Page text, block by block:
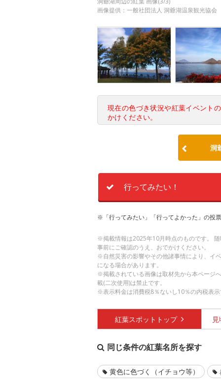
画像提供：一般社団法人 洞爺湖温泉観光協会
現在の色づき状況や紅葉イベント
かけください。
洞
行ってみたい！
※「行ってみたい」「行ってよかった」の投
※掲載情報は2025年10月時点のものです。
事前にご確認のうえ、おでかけください。
※自然災害の影響やその他諸事情により、イ
になる場合があります。
※掲載されている画像は取材先から本ページ
載(二次使用)は禁止です。
※表示料金は消費税8％ないし10％の内税表
紅葉スポット トップ
同じ条件の紅葉名所を探す
黄色に色づく（イチョウ等）